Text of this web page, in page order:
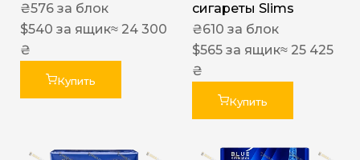
₴576 за блок
$540 за ящик≈ 24 300
₴
Купить
сигареты Slims
₴610 за блок
$565 за ящик≈ 25 425
₴
Купить